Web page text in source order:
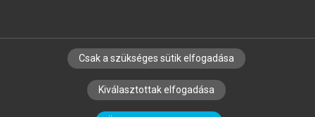
SZERZŐKNEK CÉGEKNEK KÖNYVTÁROSOKNAK
SZERKESZTÉSI ÉS LEKTORÁLÁSI ALAPELVEK
Csak a szükséges sütik elfogadása
Kiválasztottak elfogadása